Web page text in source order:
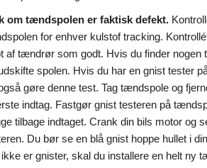
om tændspolen er faktisk defekt.
for enhver kulstof tracking.
af tændrør som godt. Hvis du finder nogen
spolen. Hvis du har en gnist tester
gøre denne test. Tag tændspole og
indtag. Fastgør gnist testeren på
tilbage indtaget. Crank din bils motor og
Du bør se en blå gnist hoppe hullet i
er gnister, skal du installere en helt ny